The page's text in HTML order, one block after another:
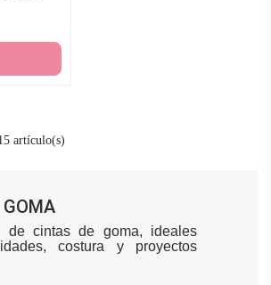
artículo(s)
GOMA
de cintas de goma, ideales
costura y proyectos